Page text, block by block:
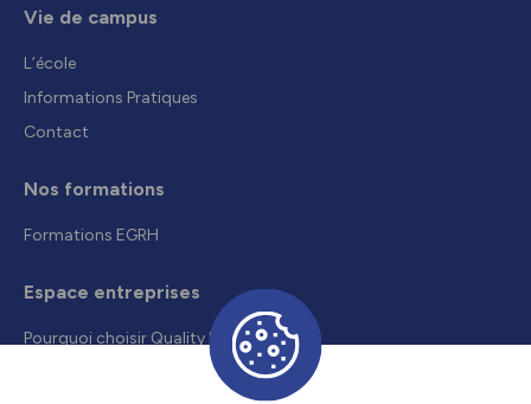
Vie de campus
L’école
Informations Pratiques
Contact
Nos formations
Formations EGRH
Espace entreprises
Pourquoi choisir Quality Formation